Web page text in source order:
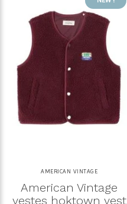
AMERICAN VINTAGE
American Vintage
vestes hoktown vest